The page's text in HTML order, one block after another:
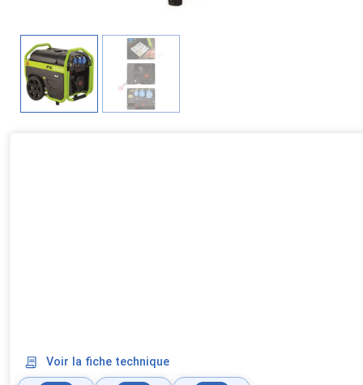
Voir la fiche technique